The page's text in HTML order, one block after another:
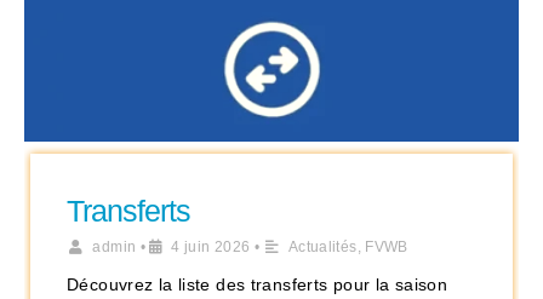
Transferts
admin • 4 juin 2026 • Actualités, FVWB
Découvrez la liste des transferts pour la saison